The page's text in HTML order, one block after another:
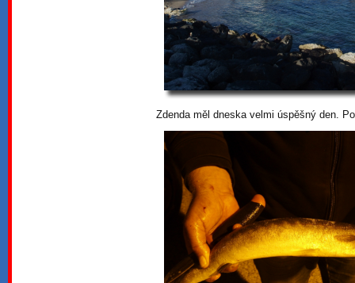
Zdenda měl dneska velmi úspěšný den.